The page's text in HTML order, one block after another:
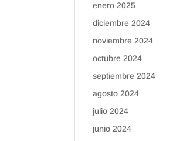
enero 2025
diciembre 2024
noviembre 2024
octubre 2024
septiembre 2024
agosto 2024
julio 2024
junio 2024